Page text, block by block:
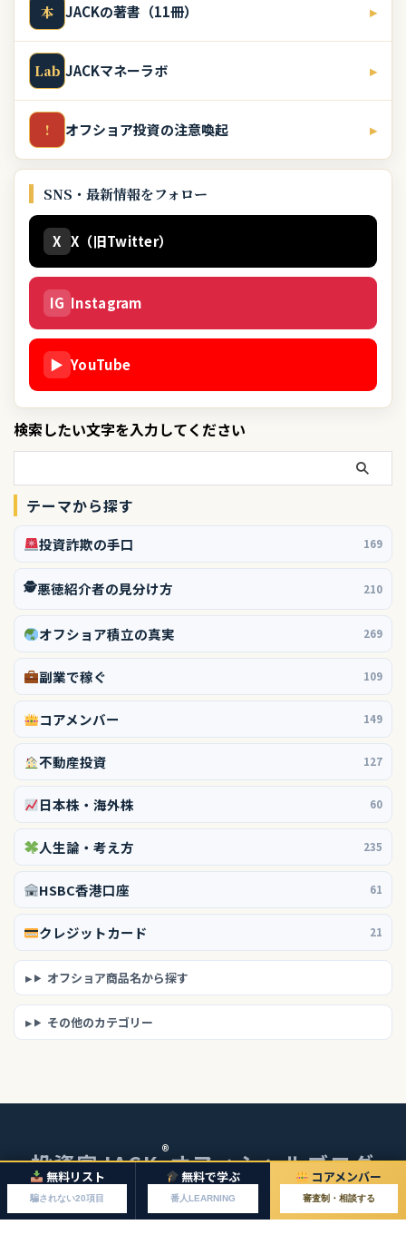
本 JACKの著書（11冊） ▸
Lab JACKマネーラボ ▸
! オフショア投資の注意喚起 ▸
SNS・最新情報をフォロー
X X（旧Twitter）
IG Instagram
▶ YouTube
検索したい文字を入力してください
テーマから探す
投資詐欺の手口 169
🕵️悪徳紹介者の見分け方 210
オフショア積立の真実 269
副業で稼ぐ 109
コアメンバー 149
不動産投資 127
日本株・海外株 60
人生論・考え方 235
HSBC香港口座 61
クレジットカード 21
オフショア商品名から探す
その他のカテゴリー
無料リスト
騙されない20項目
無料で学ぶ
番人LEARNING
コアメンバー
審査制・相談する
投資家JACK®オフィシャルブログ
© 2026 投資家JACKオフィシャルブログ